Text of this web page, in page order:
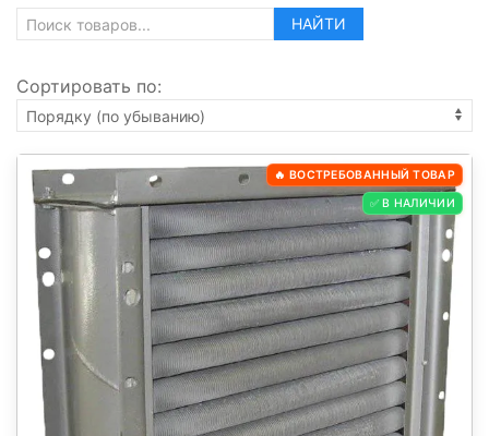
НАЙТИ
Сортировать по:
🔥 ВОСТРЕБОВАННЫЙ ТОВАР
✅ В НАЛИЧИИ